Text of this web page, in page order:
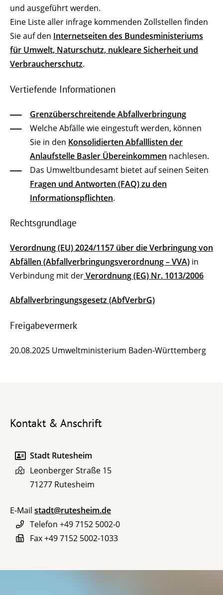
und ausgeführt werden.
Eine Liste aller infrage kommenden Zollstellen finden
Sie auf den Internetseiten des Bundesministeriums
für Umwelt, Naturschutz, nukleare Sicherheit und
Verbraucherschutz.
Vertiefende Informationen
Grenzüberschreitende Abfallverbringung
Welche Abfälle wie eingestuft werden, können
Sie in den Konsolidierten Abfalllisten der
Anlaufstelle Basler Übereinkommen nachlesen.
Das Umweltbundesamt bietet auf seinen Seiten
Fragen und Antworten (FAQ) zu den
Informationspflichten.
Rechtsgrundlage
Verordnung (EU) 2024/1157 über die Verbringung von
Abfällen (Abfallverbringungsverordnung – VVA) in
Verbindung mit derVerordnung (EG) Nr. 1013/2006
Abfallverbringungsgesetz (AbfVerbrG)
Freigabevermerk
20.08.2025 Umweltministerium Baden-Württemberg
Kontakt & Anschrift
Stadt Rutesheim
Leonberger Straße 15
71277 Rutesheim
E-Mail stadt@rutesheim.de
Telefon +49 7152 5002-0
Fax+49 7152 5002-1033